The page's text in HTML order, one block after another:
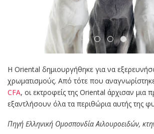
Η Oriental δημιουργήθηκε για να
χρωματισμούς. Από τότε που
CFA, οι εκτροφείς της Oriental άρχισαν μια
εξαντλήσουν όλα τα περιθώρια αυτής της
Πηγή Eλληνική Ομοσπονδία Αιλουροειδών,